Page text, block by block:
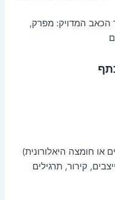
הכאב המדויק: מפרק,
או חומצה היאלורונית)
קירור, תרגילים